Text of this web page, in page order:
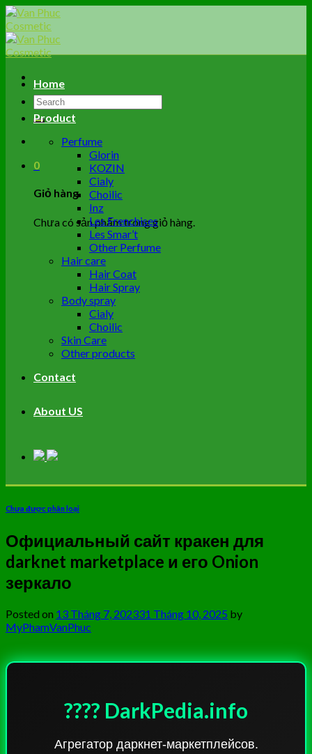
Skip
to
content
Tìm
kiếm:
0
Giỏ hàng
Chưa có sản phẩm trong giỏ hàng.
Home
Product
Perfume
Glorin
KOZIN
Cialy
Choilic
Inz
Les Frenchises
Les Smar’t
Other Perfume
Hair care
Hair Coat
Hair Spray
Body spray
Cialy
Choilic
Skin Care
Other products
Contact
About US
Chưa được phân loại
Официальный сайт кракен для
darknet marketplace и его Onion
зеркало
Posted on 13 Tháng 7, 202331 Tháng 10, 2025 by
MyPhamVanPhuc
???? DarkPedia.info
Агрегатор даркнет-маркетплейсов.